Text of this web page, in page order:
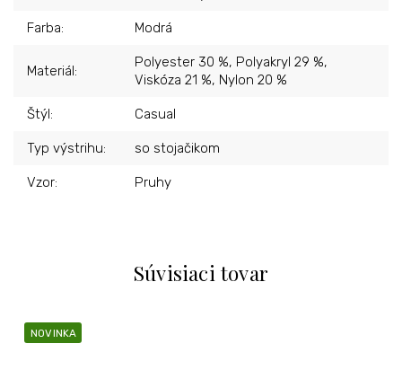
Súvisiaci tovar
NOVINKA
Farba: Modrá
Materiál :
Polyester 30 %, Polyakryl 29 %,
Viskóza 21 %, Nylon 20 %
Štýl : Casual
Typ výstrihu: so stojačikom
Vzor: Pruhy